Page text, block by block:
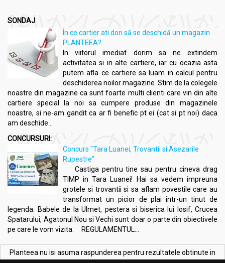
SONDAJ
În ce cartier ati dori să se deschidă un magazin
PLANTEEA?
In viitorul imediat dorim sa ne extindem
activitatea si in alte cartiere, iar cu ocazia asta
putem afla ce cartiere sa luam in calcul pentru
deschiderea noilor magazine. Stim de la colegele
noastre din magazine ca sunt foarte multi clienti care vin din alte
cartiere special la noi sa cumpere produse din magazinele
noastre, si ne-am gandit ca ar fi benefic pt ei (cat si pt noi) daca
am deschide...
CONCURSURI:
Concurs "Tara Luanei, Trovantii si Asezarile
Rupestre"
Castiga pentru tine sau pentru cineva drag
TIMP in Tara Luanei! Hai sa vedem impreuna
grotele si trovantii si sa aflam povestile care au
transformat un picior de plai intr-un tinut de
legenda. Babele de la Ulmet, pestera si biserica lui Iosif, Crucea
Spatarului, Agatonul Nou si Vechi sunt doar o parte din obiectivele
pe care le vom vizita. REGULAMENTUL...
Planteea nu isi asuma raspunderea pentru rezultatele obtinute in